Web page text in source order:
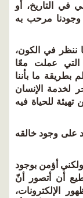
التاريخ، أو
مرحب به
ننظر في الكون،
التي عملت معًا
بطريقة ما بأننا
لخدمة الإنسان
للحياة فيه
على وجود خالقه
أؤمن بوجود
أن أتصور أنّ
الإلكترونات،